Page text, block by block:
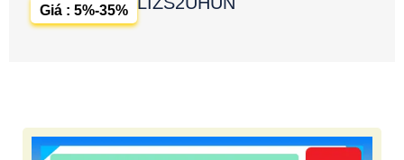
Giá : 5%-35%